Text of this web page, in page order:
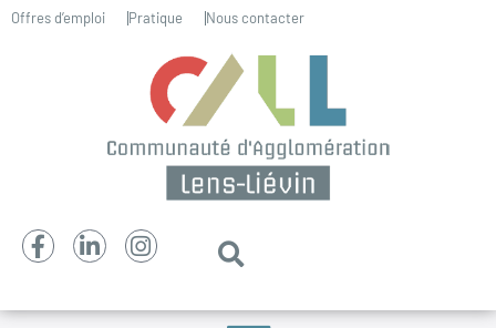
Offres d’emploi Pratique Nous contacter